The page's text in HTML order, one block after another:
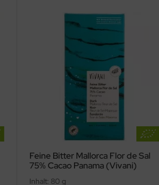
Feine Bitter Mallorca Flor de Sal
75% Cacao Panama (Vivani)
Inhalt: 80 g